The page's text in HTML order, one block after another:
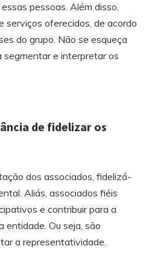
pessoas. Além disso,
serviços oferecidos, de acordo
do grupo. Não se esqueça
segmentar e interpretar os
de fidelizar os
dos associados, fidelizá-
Aliás, associados fiéis
e contribuir para a
entidade. Ou seja, são
a representatividade.